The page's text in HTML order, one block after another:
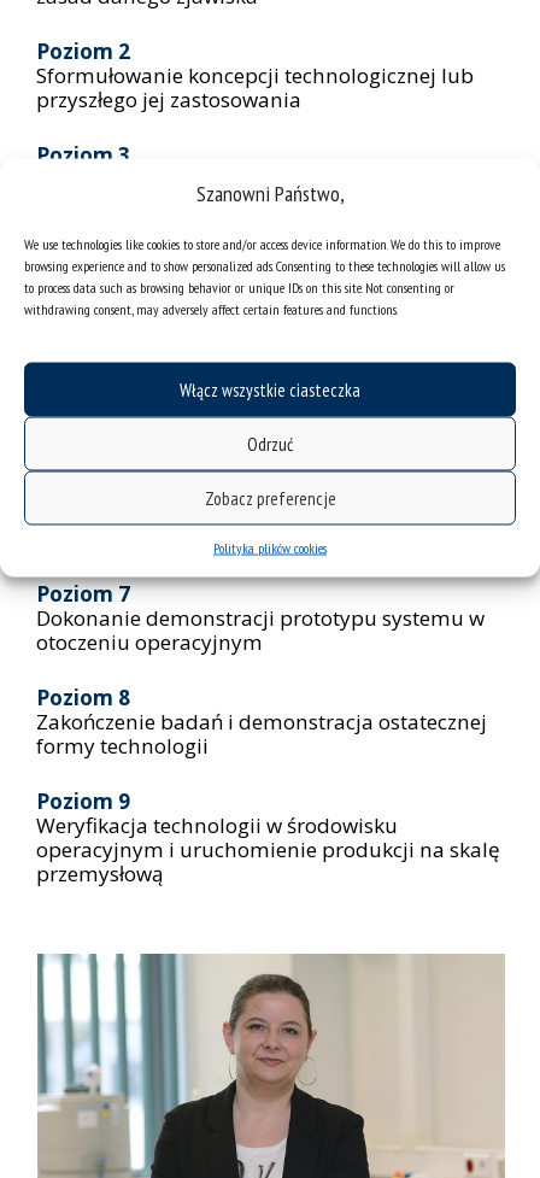
Szanowni Państwo,
We use technologies like cookies to store and/or access device information. We do this to improve
browsing experience and to show personalized ads. Consenting to these technologies will allow us
to process data such as browsing behavior or unique IDs on this site. Not consenting or
withdrawing consent, may adversely affect certain features and functions.
Włącz wszystkie ciasteczka
Odrzuć
Zobacz preferencje
Polityka plików cookies
Poziom 2
Sformułowanie koncepcji technologicznej lub
przyszłego jej zastosowania
Poziom 3
Przeprowadzanie eksperymentalnie i
analitycznie dowodów na słuszność koncepcji
Poziom 4
Przeprowadzanie weryfikacji komponentów
technologii w warunkach laboratoryjnych
Poziom 5
Przeprowadzanie weryfikacji komponentów
technologii w środowisku zbliżonym do
Dokonanie demonstracji technologii w
środowisku zbliżonym do rzeczywistego
Poziom 7
Dokonanie demonstracji prototypu systemu w
otoczeniu operacyjnym
Poziom 8
Zakończenie badań i demonstracja ostatecznej
formy technologii
Poziom 9
Weryfikacja technologii w środowisku
operacyjnym i uruchomienie produkcji na skalę
przemysłową